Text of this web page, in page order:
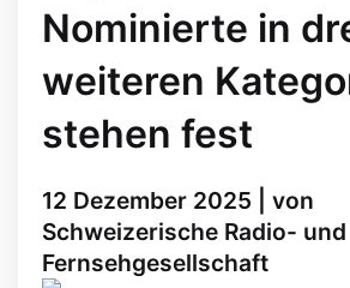
Nominierte in
weiteren
stehen fest
12 Dezember 2025 | von
Schweizerische Radio- und
Fernsehgesellschaft